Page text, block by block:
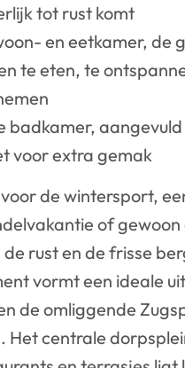
tot rust komt
en eetkamer, de
te eten, te
badkamer,
voor extra gemak
de wintersport,
of gewoon
rust en de frisse
vormt een ideale
de omliggende
Het centrale